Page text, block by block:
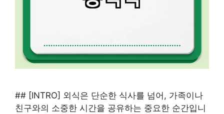
## [INTRO] 외식은 단순한 식사를 넘어, 가족이나
친구와의 소중한 시간을 공유하는 중요한 순간입니